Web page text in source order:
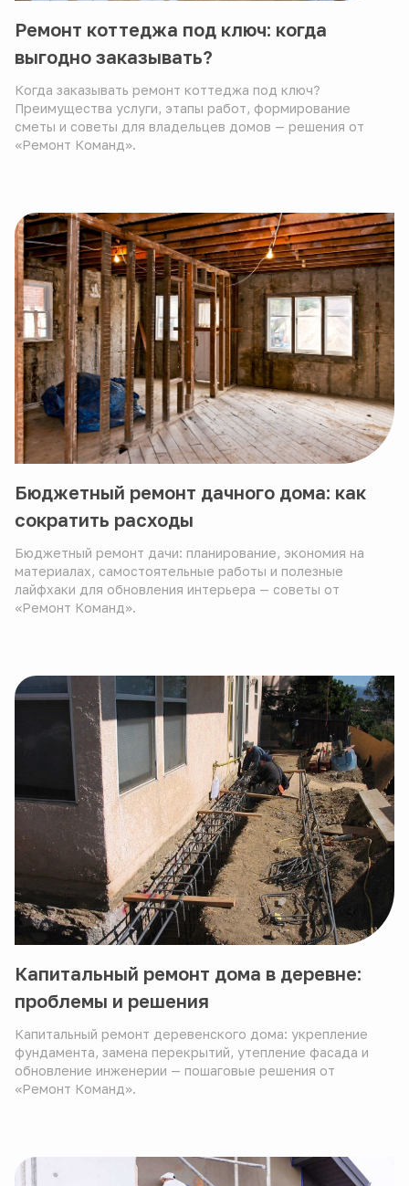
Ремонт коттеджа под ключ: когда
выгодно заказывать?
Когда заказывать ремонт коттеджа под ключ?
Преимущества услуги, этапы работ, формирование
сметы и советы для владельцев домов — решения от
«Ремонт Команд».
Бюджетный ремонт дачного дома: как
сократить расходы
Бюджетный ремонт дачи: планирование, экономия на
материалах, самостоятельные работы и полезные
лайфхаки для обновления интерьера — советы от
«Ремонт Команд».
Капитальный ремонт дома в деревне:
проблемы и решения
Капитальный ремонт деревенского дома: укрепление
фундамента, замена перекрытий, утепление фасада и
обновление инженерии — пошаговые решения от
«Ремонт Команд».